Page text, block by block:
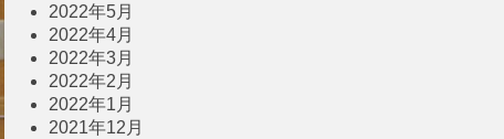
2022年5月
2022年4月
2022年3月
2022年2月
2022年1月
2021年12月